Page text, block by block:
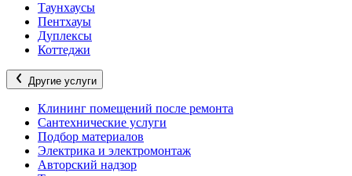
Таунхаусы
Пентхауы
Дуплексы
Коттеджи
Другие услуги
Клининг помещений после ремонта
Сантехнические услуги
Подбор материалов
Электрика и электромонтаж
Авторский надзор